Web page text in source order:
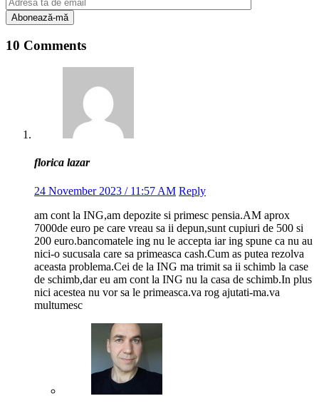
10 Comments
florica lazar
24 November 2023 / 11:57 AM Reply
am cont la ING,am depozite si primesc pensia.AM aprox
7000de euro pe care vreau sa ii depun,sunt cupiuri de 500 si
200 euro.bancomatele ing nu le accepta iar ing spune ca nu au
nici-o sucusala care sa primeasca cash.Cum as putea rezolva
aceasta problema.Cei de la ING ma trimit sa ii schimb la case
de schimb,dar eu am cont la ING nu la casa de schimb.In plus
nici acestea nu vor sa le primeasca.va rog ajutati-ma.va
multumesc